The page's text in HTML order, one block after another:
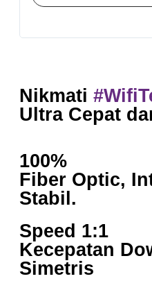
Nikmati
Ultra Cepat
100%
Fiber Optic,
Stabil.
Speed 1:1
Kecepatan
Simetris